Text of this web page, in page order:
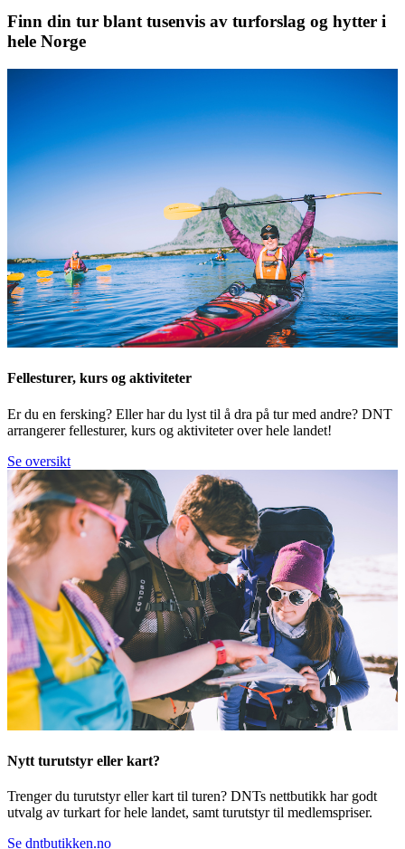
Finn din tur blant tusenvis av turforslag og hytter i
hele Norge
Fellesturer, kurs og aktiviteter
Er du en fersking? Eller har du lyst til å dra på tur med andre? DNT
arrangerer fellesturer, kurs og aktiviteter over hele landet!
Se oversikt
Nytt turutstyr eller kart?
Trenger du turutstyr eller kart til turen? DNTs nettbutikk har godt
utvalg av turkart for hele landet, samt turutstyr til medlemspriser.
Se dntbutikken.no